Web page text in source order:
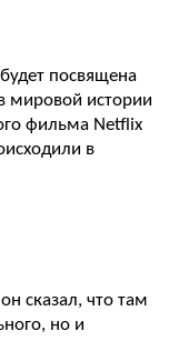
посвящена
мировой истории
фильма Netflix
в
сказал, что там
но и